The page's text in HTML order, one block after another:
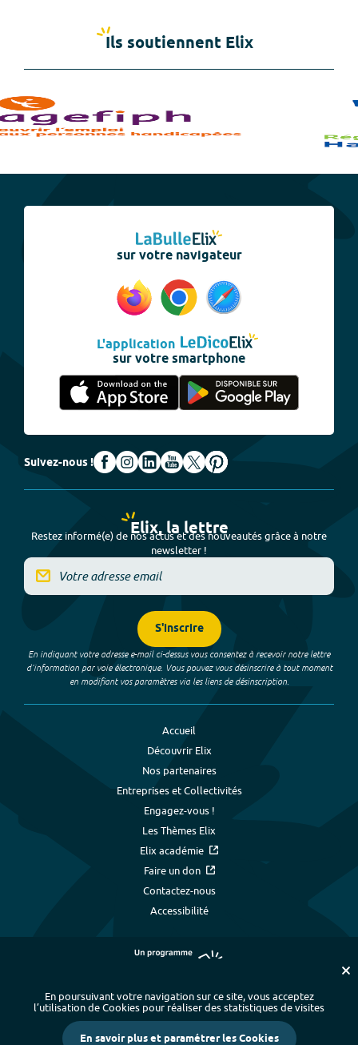
Ils soutiennent Elix
sur votre navigateur
L'application
sur votre smartphone
Suivez-nous !
Elix, la lettre
Restez informé(e) de nos actus et des nouveautés grâce à notre
newsletter !
S'inscrire
En indiquant votre adresse e-mail ci-dessus vous consentez à recevoir notre lettre
d’information par voie électronique. Vous pouvez vous désinscrire à tout moment
en modifiant vos paramètres via les liens de désinscription.
Accueil
Découvrir Elix
Nos partenaires
Entreprises et Collectivités
Engagez-vous !
Les Thèmes Elix
Elix académie
Faire un don
Contactez-nous
Accessibilité
Plan du site - Index alphabétique
-
Mentions légales et données personnelles
- Paramétrer les cookies
En poursuivant votre navigation sur ce site, vous acceptez
l’utilisation de Cookies pour réaliser des statistiques de visites
En savoir plus et paramétrer les Cookies